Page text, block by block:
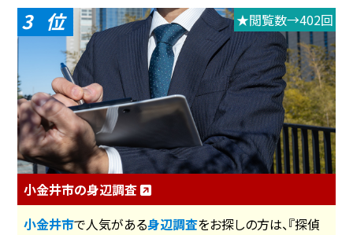
3 ★閲覧数→402回
小金井市の身辺調査
小金井市で人気がある身辺調査をお探しの方は、『探偵